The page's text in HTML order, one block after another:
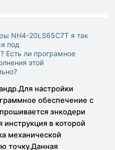
NH4-20LS65C7T я так
под
Есть ли програмное
этой
Для настройки
обеспечение с
энкодери
инструкция в которой
механической
точку.Данная